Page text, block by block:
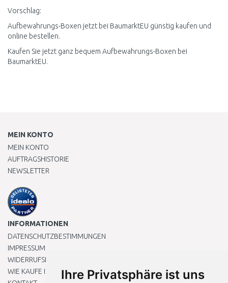
Ihre Privatsphäre ist uns
Vorschlag:
Aufbewahrungs-Boxen jetzt bei BaumarktEU günstig kaufen und
online bestellen.
Kaufen Sie jetzt ganz bequem Aufbewahrungs-Boxen bei
BaumarktEU.
MEIN KONTO
MEIN KONTO
AUFTRAGSHISTORIE
NEWSLETTER
INFORMATIONEN
DATENSCHUTZBESTIMMUNGEN
IMPRESSUM
WIDERRUFSRECHT
WIE KAUFE ICH EIN?